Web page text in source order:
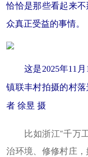
恰恰是那些看起来
众真正受益的事情。
这是2025年11
镇联丰村拍摄的村
者 徐昱 摄
比如浙江“千万工
治环境、修修村庄，